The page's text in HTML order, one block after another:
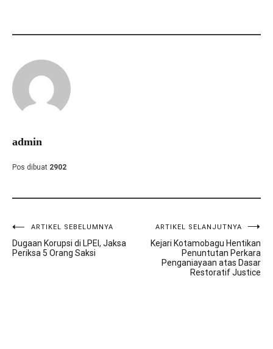
admin
Pos dibuat 2902
Navigasi
pos
ARTIKEL SEBELUMNYA
Dugaan Korupsi di LPEI, Jaksa
Periksa 5 Orang Saksi
ARTIKEL SELANJUTNYA
Kejari Kotamobagu Hentikan
Penuntutan Perkara
Penganiayaan atas Dasar
Restoratif Justice